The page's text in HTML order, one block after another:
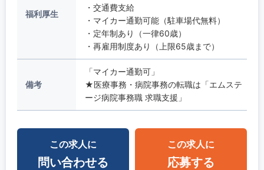
福利厚生
・交通費支給
・マイカー通勤可能（駐車場代無料）
・定年制あり（一律60歳）
・再雇用制度あり（上限65歳まで）
備考
「マイカー通勤可」
★医療事務・病院事務の転職は「エムステ
ージ病院事務職 求職支援」
この求人に
問い合わせる
この求人に
応募する